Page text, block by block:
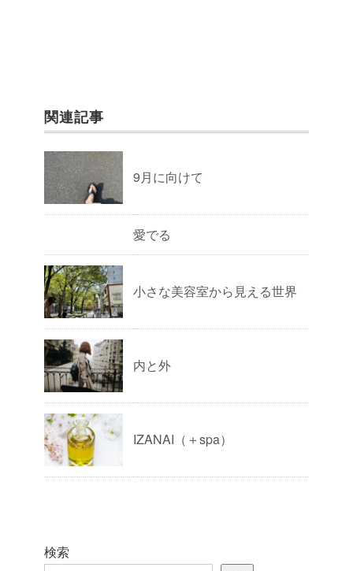
関連記事
9月に向けて
愛でる
小さな美容室から見える世界
内と外
IZANAI（＋spa）
検索